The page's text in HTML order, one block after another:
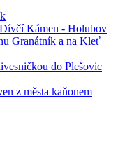
Kámen - Holubov
Granátník a na Kleť
do Plešovic
z města kaňonem